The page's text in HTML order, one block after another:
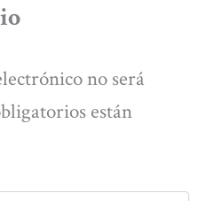
no será
están